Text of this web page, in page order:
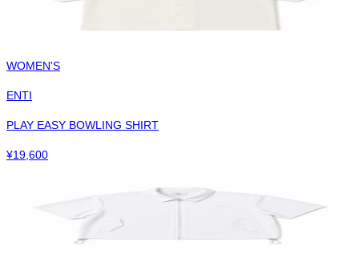
WOMEN'S
ENTI
PLAY EASY BOWLING SHIRT
¥19,600